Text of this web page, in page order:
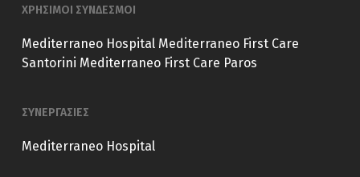
ΧΡΗΣΙΜΟΙ ΣΥΝΔΕΣΜΟΙ
Mediterraneo Hospital Mediterraneo First Care
Santorini Mediterraneo First Care Paros
ΣΥΝΕΡΓΑΣΙΕΣ
Mediterraneo Hospital